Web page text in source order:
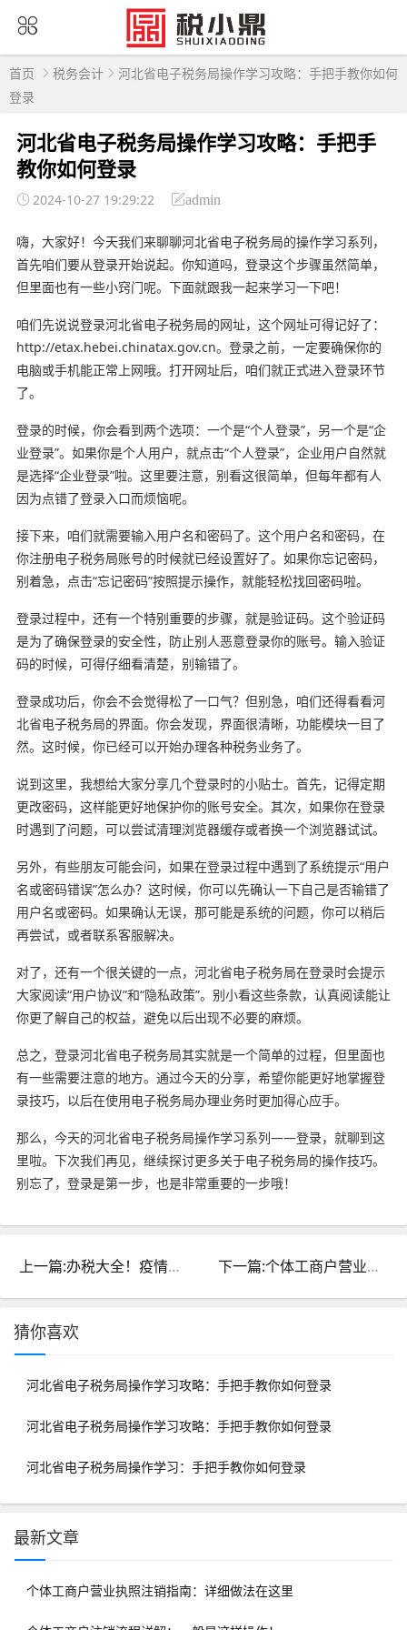
首页 税务会计
河北省电子税务局操作学习攻略：手把手教你如何
登录
河北省电子税务局操作学习攻略：手把手
教你如何登录
2024-10-27 19:29:22 admin
嗨，大家好！今天我们来聊聊河北省电子税务局的操作学习系列，
首先咱们要从登录开始说起。你知道吗，登录这个步骤虽然简单，
但里面也有一些小窍门呢。下面就跟我一起来学习一下吧！
咱们先说说登录河北省电子税务局的网址，这个网址可得记好了：
http://etax.hebei.chinatax.gov.cn。登录之前，一定要确保你的
电脑或手机能正常上网哦。打开网址后，咱们就正式进入登录环节
了。
登录的时候，你会看到两个选项：一个是“个人登录”，另一个是“企
业登录”。如果你是个人用户，就点击“个人登录”，企业用户自然就
是选择“企业登录”啦。这里要注意，别看这很简单，但每年都有人
因为点错了登录入口而烦恼呢。
接下来，咱们就需要输入用户名和密码了。这个用户名和密码，在
你注册电子税务局账号的时候就已经设置好了。如果你忘记密码，
别着急，点击“忘记密码”按照提示操作，就能轻松找回密码啦。
登录过程中，还有一个特别重要的步骤，就是验证码。这个验证码
是为了确保登录的安全性，防止别人恶意登录你的账号。输入验证
码的时候，可得仔细看清楚，别输错了。
登录成功后，你会不会觉得松了一口气？但别急，咱们还得看看河
北省电子税务局的界面。你会发现，界面很清晰，功能模块一目了
然。这时候，你已经可以开始办理各种税务业务了。
说到这里，我想给大家分享几个登录时的小贴士。首先，记得定期
更改密码，这样能更好地保护你的账号安全。其次，如果你在登录
时遇到了问题，可以尝试清理浏览器缓存或者换一个浏览器试试。
另外，有些朋友可能会问，如果在登录过程中遇到了系统提示“用户
名或密码错误”怎么办？这时候，你可以先确认一下自己是否输错了
用户名或密码。如果确认无误，那可能是系统的问题，你可以稍后
再尝试，或者联系客服解决。
对了，还有一个很关键的一点，河北省电子税务局在登录时会提示
大家阅读“用户协议”和“隐私政策”。别小看这些条款，认真阅读能让
你更了解自己的权益，避免以后出现不必要的麻烦。
总之，登录河北省电子税务局其实就是一个简单的过程，但里面也
有一些需要注意的地方。通过今天的分享，希望你能更好地掌握登
录技巧，以后在使用电子税务局办理业务时更加得心应手。
那么，今天的河北省电子税务局操作学习系列——登录，就聊到这
里啦。下次我们再见，继续探讨更多关于电子税务局的操作技巧。
别忘了，登录是第一步，也是非常重要的一步哦！
上一篇:办税大全！疫情防控期间电子税务局使用指南 下一篇:个体工商户营业执照注销指南：详细做法在这里
猜你喜欢
河北省电子税务局操作学习攻略：手把手教你如何登录
河北省电子税务局操作学习攻略：手把手教你如何登录
河北省电子税务局操作学习：手把手教你如何登录
最新文章
个体工商户营业执照注销指南：详细做法在这里